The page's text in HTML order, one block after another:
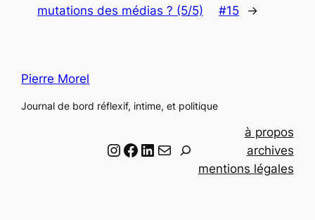
mutations des médias ? (5/5)
#15
→
Pierre Morel
Journal de bord réflexif, intime, et politique
Instagram Facebook LinkedIn Email
à propos
archives
mentions légales